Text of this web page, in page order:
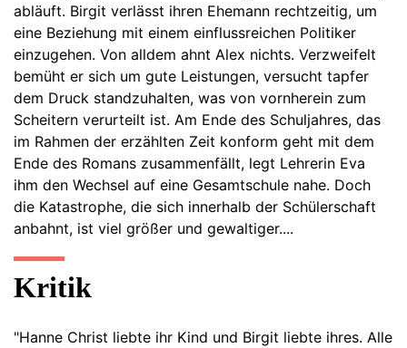
abläuft. Birgit verlässt ihren Ehemann rechtzeitig, um
eine Beziehung mit einem einflussreichen Politiker
einzugehen. Von alldem ahnt Alex nichts. Verzweifelt
bemüht er sich um gute Leistungen, versucht tapfer
dem Druck standzuhalten, was von vornherein zum
Scheitern verurteilt ist. Am Ende des Schuljahres, das
im Rahmen der erzählten Zeit konform geht mit dem
Ende des Romans zusammenfällt, legt Lehrerin Eva
ihm den Wechsel auf eine Gesamtschule nahe. Doch
die Katastrophe, die sich innerhalb der Schülerschaft
anbahnt, ist viel größer und gewaltiger....
Kritik
"Hanne Christ liebte ihr Kind und Birgit liebte ihres. Alle